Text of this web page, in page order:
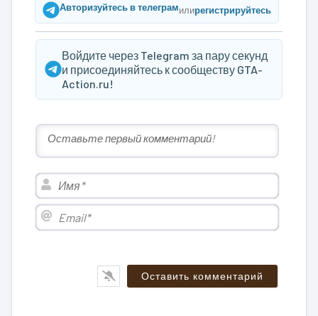
Авторизуйтесь в телеграмилирегистрируйтесь
Войдите через Telegram за пару секунд
и присоединяйтесь к сообществу GTA-
Action.ru!
Имя*
Email*